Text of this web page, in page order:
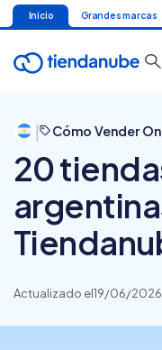
Inicio Grandes marcas
| Cómo Vender
20
Actualizado el19/06/2026